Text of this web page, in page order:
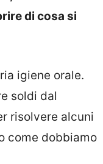
di cosa si
igiene orale.
soldi dal
risolvere alcuni
come dobbiamo